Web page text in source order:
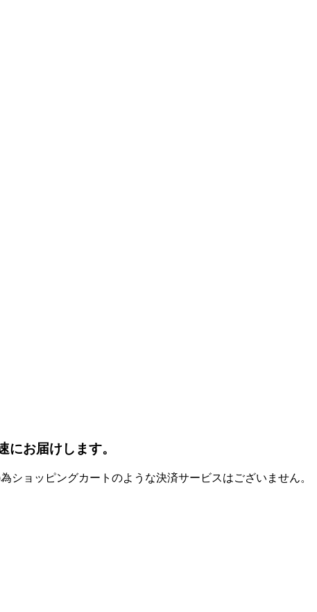
お届けします。
ョッピングカートのような決済サービスはございません。